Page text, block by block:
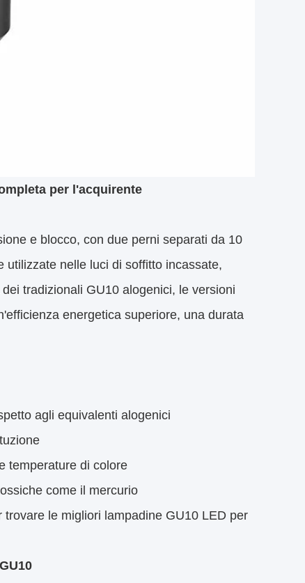
per l'acquirente
e blocco, con due perni separati da 10
utilizzate nelle luci di soffitto incassate,
tradizionali GU10 alogenici, le versioni
energetica superiore, una durata
agli equivalenti alogenici
temperature di colore
come il mercurio
le migliori lampadine GU10 LED per